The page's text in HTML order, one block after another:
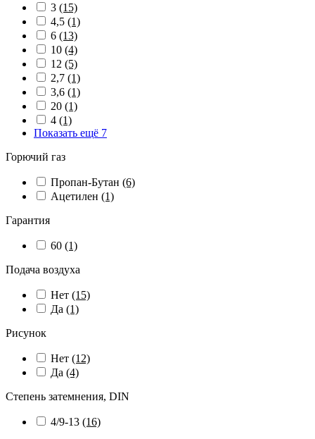
3 (15)
4,5 (1)
6 (13)
10 (4)
12 (5)
2,7 (1)
3,6 (1)
20 (1)
4 (1)
Показать ещё 7
Горючий газ
Пропан-Бутан (6)
Ацетилен (1)
Гарантия
60 (1)
Подача воздуха
Нет (15)
Да (1)
Рисунок
Нет (12)
Да (4)
Степень затемнения, DIN
4/9-13 (16)